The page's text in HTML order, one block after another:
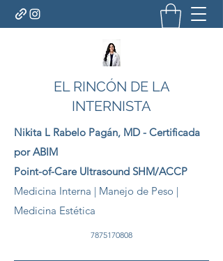
EL RINCÓN DE LA
INTERNISTA
Nikita L Rabelo Pagán, MD - Certificada
por ABIM
Point-of-Care Ultrasound SHM/ACCP
Medicina Interna | Manejo de Peso |
Medicina Estética
7875170808